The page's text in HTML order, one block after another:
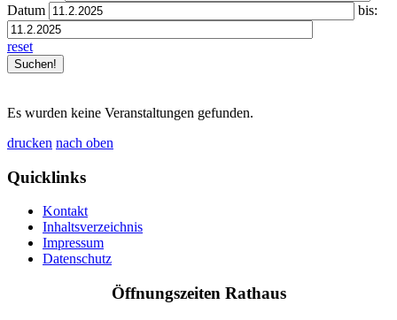
Datum
bis:
reset
Es wurden keine Veranstaltungen gefunden.
drucken nach oben
Quicklinks
Kontakt
Inhaltsverzeichnis
Impressum
Datenschutz
Öffnungszeiten Rathaus